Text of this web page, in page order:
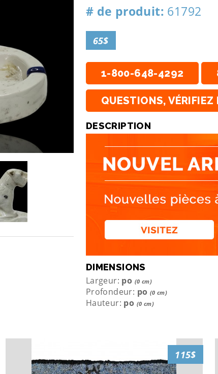
# de produit: 61792
65$
1-800-648-4292
QUESTIONS,
DESCRIPTION
DIMENSIONS
Largeur: po (0 cm)
Profondeur: po (0 cm)
Hauteur: po (0 cm)
115$